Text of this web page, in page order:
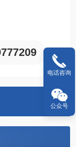
电话咨询
公众号